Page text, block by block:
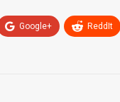
Google+ ReddIt